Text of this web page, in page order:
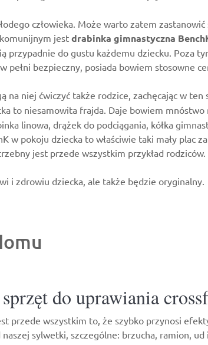
człowieka. Może warto zatem
jest drabinka gimnastyczna
do gustu każdemu dziecku. Poza
bezpieczny, posiada bowiem stosowne
niej ćwiczyć także rodzice, zachęcając w
to niesamowita frajda. Daje bowiem
linowa, drążek do podciągania, kółka
pokoju dziecka to właściwie taki mały plac
jest przede wszystkim przykład rodziców.
i zdrowiu dziecka, ale także będzie oryginalny.
do uprawiania
przede wszystkim to, że szybko przynosi
sylwetki, szczególne: brzucha, ramion,